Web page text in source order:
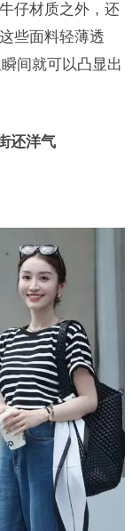
仔材质之外，还
些面料轻薄透
间就可以凸显出
还洋气